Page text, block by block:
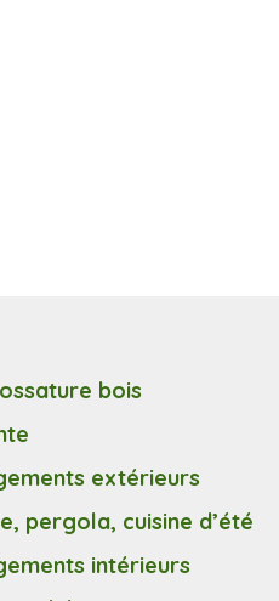
bois
extérieurs
pergola, cuisine d’été
intérieurs